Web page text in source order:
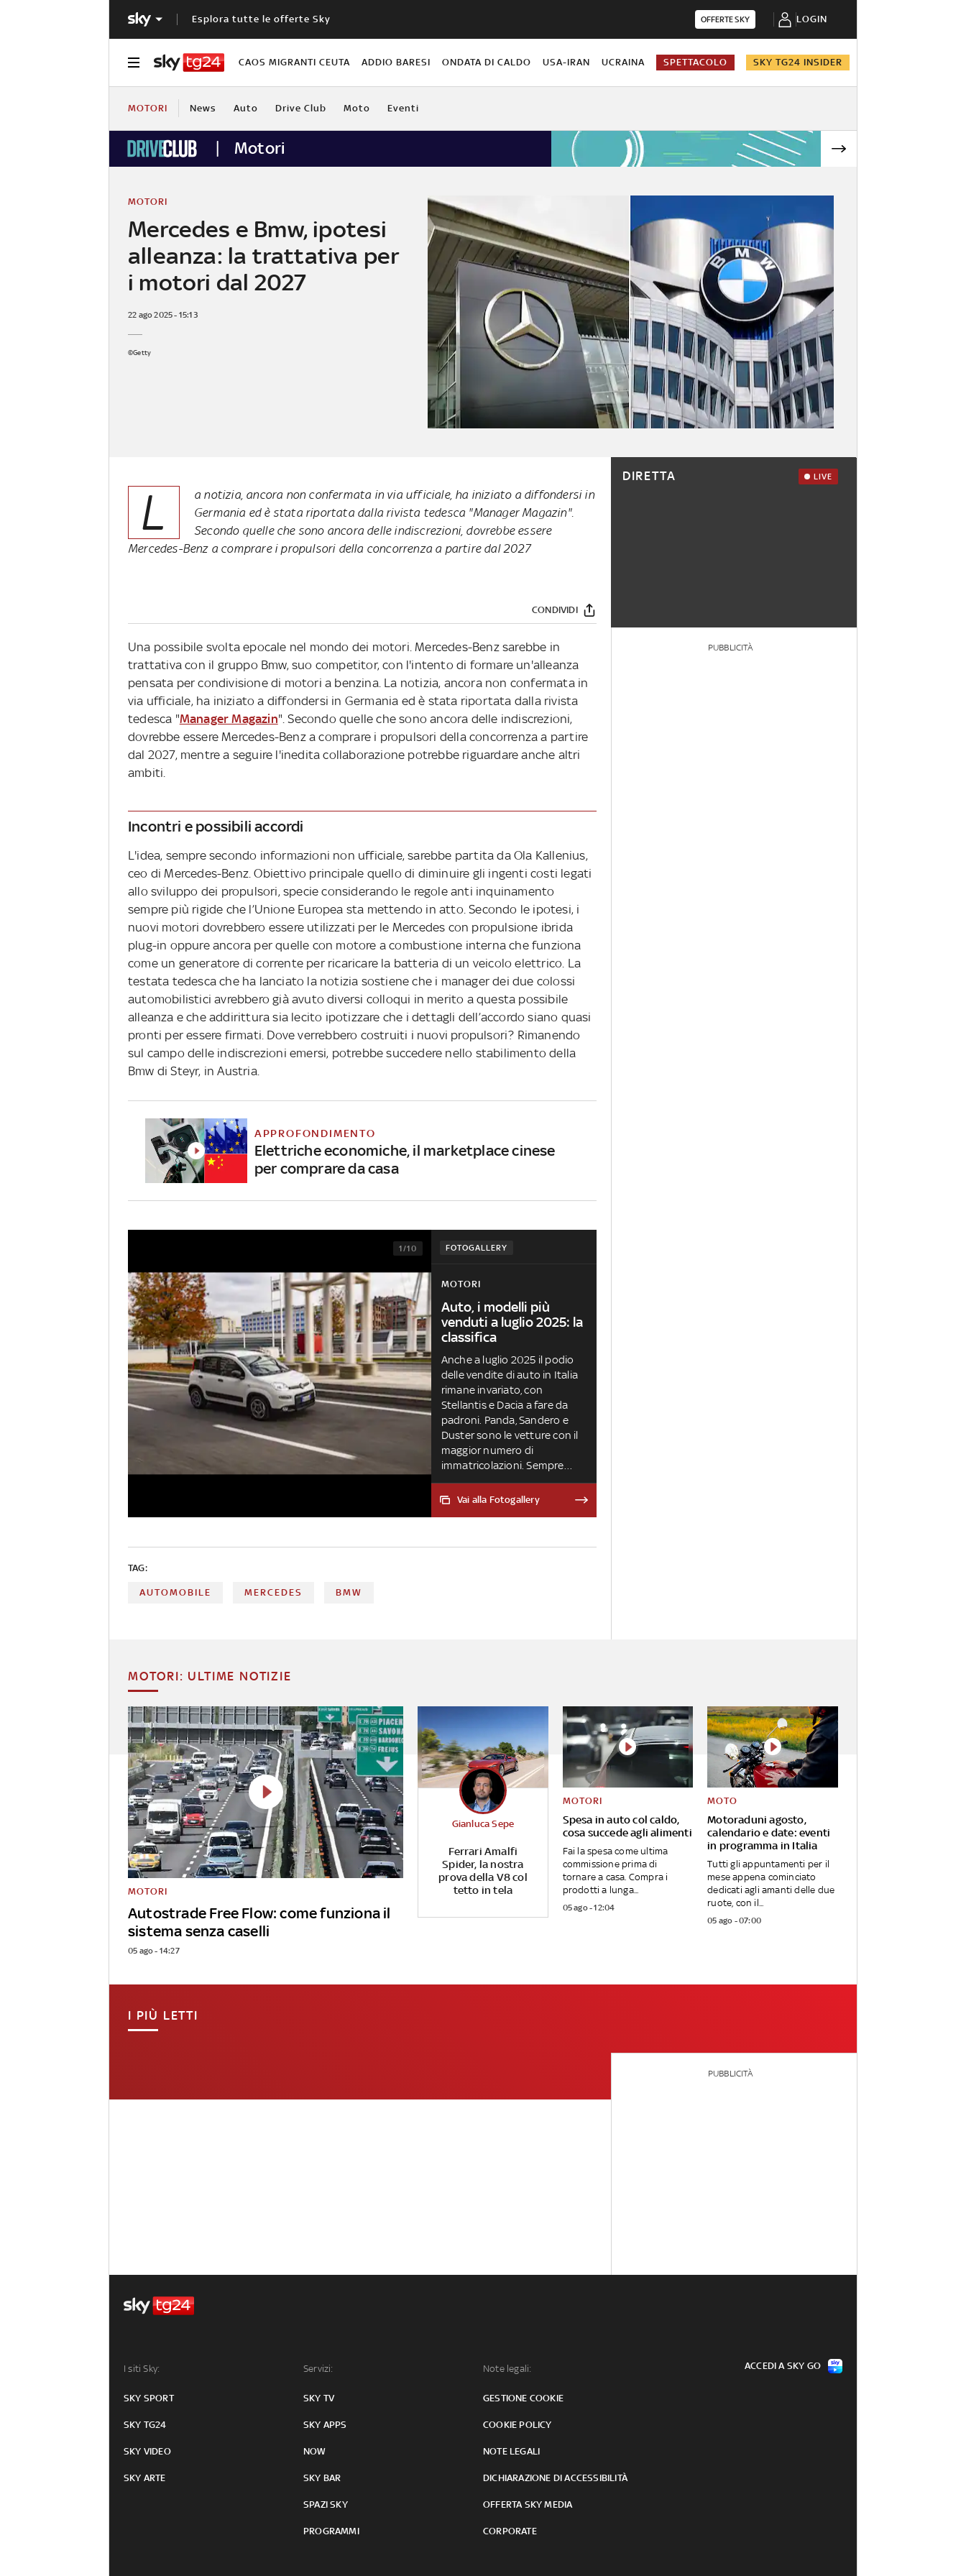
Esplora tutte le offerte Sky OFFERTE SKY LOGIN
CAOS MIGRANTI CEUTA ADDIO BARESI ONDATA DI CALDO USA-IRAN UCRAINA SPETTACOLO SKY TG24 INSIDER
MOTORI News Auto Drive Club Moto Eventi
Motori
Mercedes e Bmw, ipotesi
alleanza: la trattativa per
i motori dal 2027
MOTORI
22 ago 2025 - 15:13
©Getty
L
a notizia, ancora non confermata in via ufficiale, ha iniziato a diffondersi in
Germania ed è stata riportata dalla rivista tedesca "Manager Magazin".
Secondo quelle che sono ancora delle indiscrezioni, dovrebbe essere
Mercedes-Benz a comprare i propulsori della concorrenza a partire dal 2027
CONDIVIDI
Una possibile svolta epocale nel mondo dei motori. Mercedes-Benz sarebbe in
trattativa con il gruppo Bmw, suo competitor, con l'intento di formare un'alleanza
pensata per condivisione di motori a benzina. La notizia, ancora non confermata in
via ufficiale, ha iniziato a diffondersi in Germania ed è stata riportata dalla rivista
tedesca "Manager Magazin". Secondo quelle che sono ancora delle indiscrezioni,
dovrebbe essere Mercedes-Benz a comprare i propulsori della concorrenza a partire
dal 2027, mentre a seguire l'inedita collaborazione potrebbe riguardare anche altri
ambiti.
Incontri e possibili accordi
L'idea, sempre secondo informazioni non ufficiale, sarebbe partita da Ola Kallenius,
ceo di Mercedes-Benz. Obiettivo principale quello di diminuire gli ingenti costi legati
allo sviluppo dei propulsori, specie considerando le regole anti inquinamento
sempre più rigide che l’Unione Europea sta mettendo in atto. Secondo le ipotesi, i
nuovi motori dovrebbero essere utilizzati per le Mercedes con propulsione ibrida
plug-in oppure ancora per quelle con motore a combustione interna che funziona
come un generatore di corrente per ricaricare la batteria di un veicolo elettrico. La
testata tedesca che ha lanciato la notizia sostiene che i manager dei due colossi
automobilistici avrebbero già avuto diversi colloqui in merito a questa possibile
alleanza e che addirittura sia lecito ipotizzare che i dettagli dell’accordo siano quasi
pronti per essere firmati. Dove verrebbero costruiti i nuovi propulsori? Rimanendo
sul campo delle indiscrezioni emersi, potrebbe succedere nello stabilimento della
Bmw di Steyr, in Austria.
APPROFONDIMENTO
Elettriche economiche, il marketplace cinese
per comprare da casa
FOTOGALLERY
1/10
MOTORI
Auto, i modelli più
venduti a luglio 2025: la
classifica
Anche a luglio 2025 il podio
delle vendite di auto in Italia
rimane invariato, con
Stellantis e Dacia a fare da
padroni. Panda, Sandero e
Duster sono le vetture con il
maggior numero di
immatricolazioni. Sempre
bene Toyota, entra nella top
10 anche Mg ZS
Vai alla Fotogallery
TAG:
AUTOMOBILE MERCEDES BMW
DIRETTA LIVE
PUBBLICITÀ
MOTORI: ULTIME NOTIZIE
Autostrade Free Flow: come funziona il
sistema senza caselli
MOTORI
05 ago - 14:27
Ferrari Amalfi
Spider, la nostra
prova della V8 col
tetto in tela
Gianluca Sepe
Spesa in auto col caldo,
cosa succede agli alimenti
MOTORI
Fai la spesa come ultima
commissione prima di
tornare a casa. Compra i
prodotti a lunga...
05 ago - 12:04
Motoraduni agosto,
calendario e date: eventi
in programma in Italia
MOTO
Tutti gli appuntamenti per il
mese appena cominciato
dedicati agli amanti delle due
ruote, con il...
05 ago - 07:00
I PIÙ LETTI
PUBBLICITÀ
I siti Sky:
SKY SPORT
SKY TG24
SKY VIDEO
SKY ARTE
Servizi:
SKY TV
SKY APPS
NOW
SKY BAR
SPAZI SKY
PROGRAMMI
Note legali:
GESTIONE COOKIE
COOKIE POLICY
NOTE LEGALI
DICHIARAZIONE DI ACCESSIBILITÀ
OFFERTA SKY MEDIA
CORPORATE
ACCEDI A SKY GO